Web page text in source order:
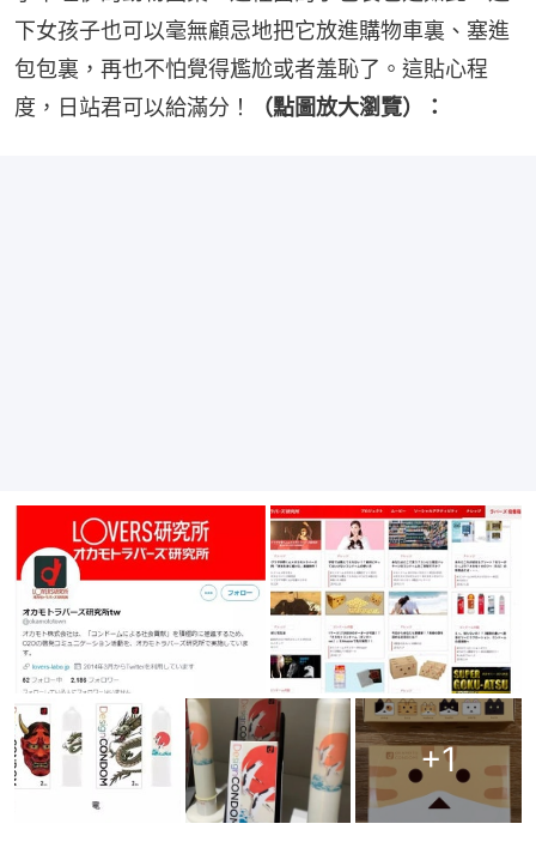
下女孩子也可以毫無顧忌地把它放進購物車裏、塞進
包包裏，再也不怕覺得尷尬或者羞恥了。這貼心程
度，日站君可以給滿分！
（點圖放大瀏覽）：
+1